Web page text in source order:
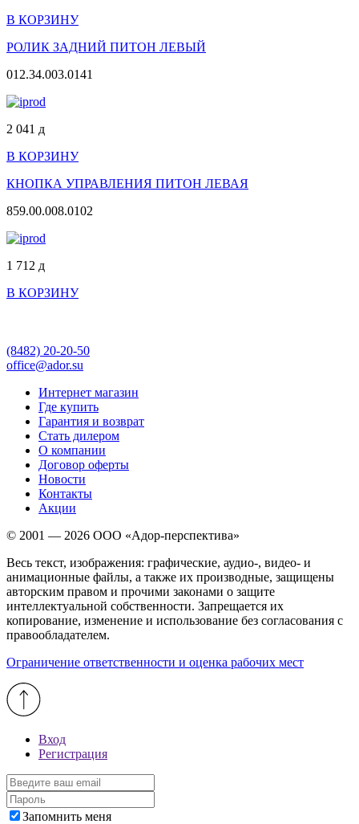
В КОРЗИНУ
РОЛИК ЗАДНИЙ ПИТОН ЛЕВЫЙ
012.34.003.0141
2 041 д
В КОРЗИНУ
КНОПКА УПРАВЛЕНИЯ ПИТОН ЛЕВАЯ
859.00.008.0102
1 712 д
В КОРЗИНУ
(8482) 20-20-50
office@ador.su
Интернет магазин
Где купить
Гарантия и возврат
Стать дилером
О компании
Договор оферты
Новости
Контакты
Акции
© 2001 — 2026 ООО «Адор-перспектива»
Весь текст, изображения: графические, аудио-, видео- и
анимационные файлы, а также их производные, защищены
авторским правом и прочими законами о защите
интеллектуальной собственности. Запрещается их
копирование, изменение и использование без согласования с
правообладателем.
Ограничение ответственности и оценка рабочих мест
Вход
Регистрация
Запомнить меня